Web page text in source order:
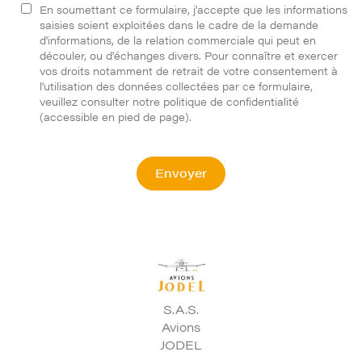
En soumettant ce formulaire, j'accepte que les informations
saisies soient exploitées dans le cadre de la demande
d'informations, de la relation commerciale qui peut en
découler, ou d'échanges divers. Pour connaître et exercer
vos droits notamment de retrait de votre consentement à
l'utilisation des données collectées par ce formulaire,
veuillez consulter notre politique de confidentialité
(accessible en pied de page).
S.A.S.
Avions
JODEL